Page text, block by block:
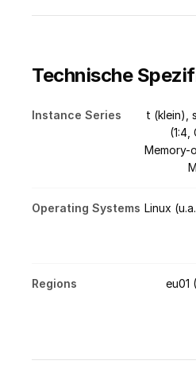
Technische
Instance Series
t (klein),
(1:4,
Memory-
Operating Systems Linux
Regions
eu01